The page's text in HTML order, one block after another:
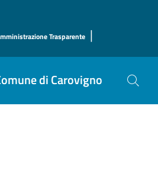
Trasparente |
di Carovigno